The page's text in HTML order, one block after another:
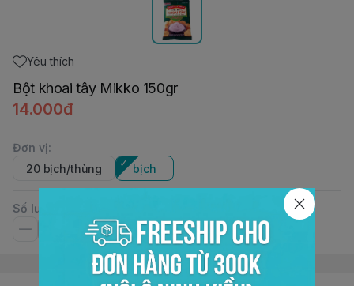
Yêu thích
Bột khoai tây Mikko 150gr
14.000đ
Đơn vị:
20 bịch/thùng
bịch
Số lượng